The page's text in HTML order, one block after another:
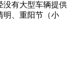
没有大型车辆提供
明、重阳节（小